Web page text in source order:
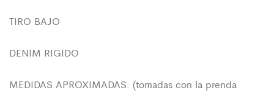
TIRO BAJO
DENIM RIGIDO
MEDIDAS APROXIMADAS: (tomadas con la prenda